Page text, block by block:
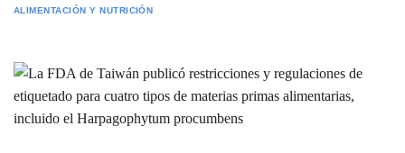
ALIMENTACIÓN Y NUTRICIÓN